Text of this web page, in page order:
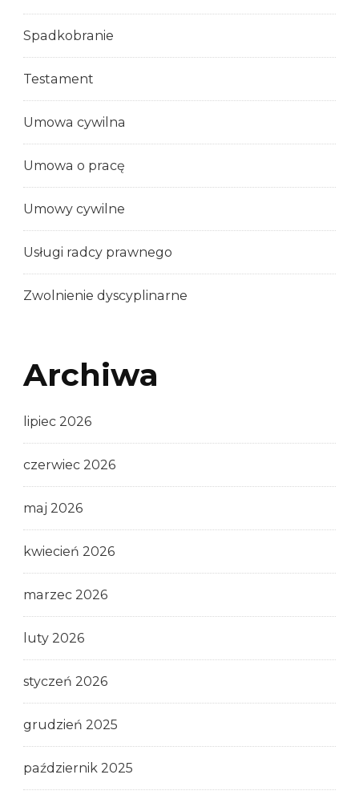
Spadkobranie
Testament
Umowa cywilna
Umowa o pracę
Umowy cywilne
Usługi radcy prawnego
Zwolnienie dyscyplinarne
Archiwa
lipiec 2026
czerwiec 2026
maj 2026
kwiecień 2026
marzec 2026
luty 2026
styczeń 2026
grudzień 2025
październik 2025